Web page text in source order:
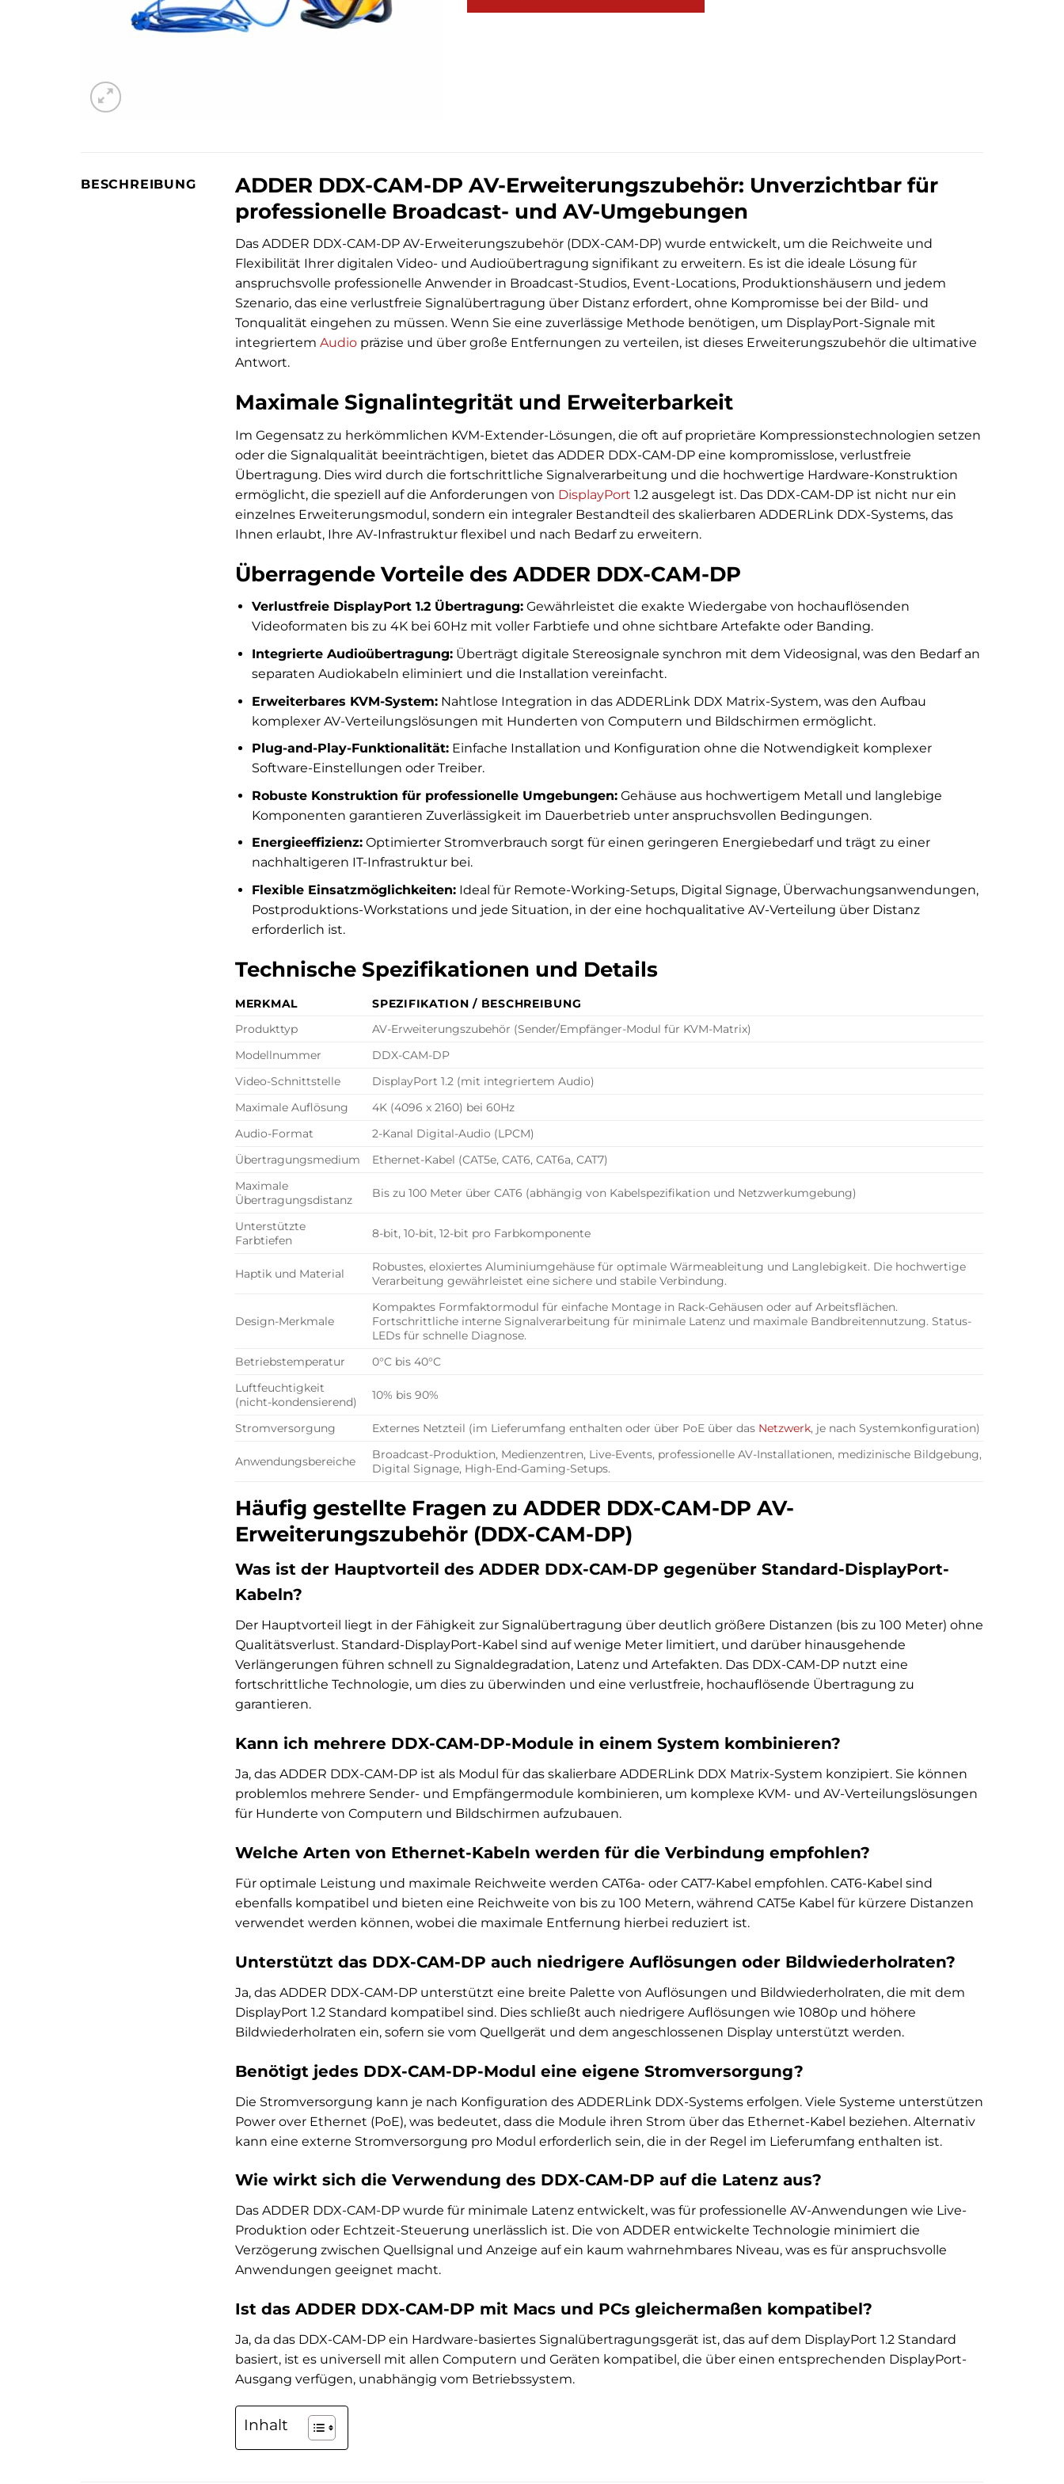
BESCHREIBUNG
ADDER DDX-CAM-DP AV-Erweiterungszubehör: Unverzichtbar für
professionelle Broadcast- und AV-Umgebungen
Das ADDER DDX-CAM-DP AV-Erweiterungszubehör (DDX-CAM-DP) wurde entwickelt, um die Reichweite und
Flexibilität Ihrer digitalen Video- und Audioübertragung signifikant zu erweitern. Es ist die ideale Lösung für
anspruchsvolle professionelle Anwender in Broadcast-Studios, Event-Locations, Produktionshäusern und jedem
Szenario, das eine verlustfreie Signalübertragung über Distanz erfordert, ohne Kompromisse bei der Bild- und
Tonqualität eingehen zu müssen. Wenn Sie eine zuverlässige Methode benötigen, um DisplayPort-Signale mit
integriertem Audio präzise und über große Entfernungen zu verteilen, ist dieses Erweiterungszubehör die ultimative
Antwort.
Maximale Signalintegrität und Erweiterbarkeit
Im Gegensatz zu herkömmlichen KVM-Extender-Lösungen, die oft auf proprietäre Kompressionstechnologien setzen
oder die Signalqualität beeinträchtigen, bietet das ADDER DDX-CAM-DP eine kompromisslose, verlustfreie
Übertragung. Dies wird durch die fortschrittliche Signalverarbeitung und die hochwertige Hardware-Konstruktion
ermöglicht, die speziell auf die Anforderungen von DisplayPort 1.2 ausgelegt ist. Das DDX-CAM-DP ist nicht nur ein
einzelnes Erweiterungsmodul, sondern ein integraler Bestandteil des skalierbaren ADDERLink DDX-Systems, das
Ihnen erlaubt, Ihre AV-Infrastruktur flexibel und nach Bedarf zu erweitern.
Überragende Vorteile des ADDER DDX-CAM-DP
Verlustfreie DisplayPort 1.2 Übertragung:Gewährleistet die exakte Wiedergabe von hochauflösenden
Videoformaten bis zu 4K bei 60Hz mit voller Farbtiefe und ohne sichtbare Artefakte oder Banding.
Integrierte Audioübertragung:Überträgt digitale Stereosignale synchron mit dem Videosignal, was den Bedarf an
separaten Audiokabeln eliminiert und die Installation vereinfacht.
Erweiterbares KVM-System:Nahtlose Integration in das ADDERLink DDX Matrix-System, was den Aufbau
komplexer AV-Verteilungslösungen mit Hunderten von Computern und Bildschirmen ermöglicht.
Plug-and-Play-Funktionalität:Einfache Installation und Konfiguration ohne die Notwendigkeit komplexer
Software-Einstellungen oder Treiber.
Robuste Konstruktion für professionelle Umgebungen:Gehäuse aus hochwertigem Metall und langlebige
Komponenten garantieren Zuverlässigkeit im Dauerbetrieb unter anspruchsvollen Bedingungen.
Energieeffizienz:Optimierter Stromverbrauch sorgt für einen geringeren Energiebedarf und trägt zu einer
nachhaltigeren IT-Infrastruktur bei.
Flexible Einsatzmöglichkeiten:Ideal für Remote-Working-Setups, Digital Signage, Überwachungsanwendungen,
Postproduktions-Workstations und jede Situation, in der eine hochqualitative AV-Verteilung über Distanz
erforderlich ist.
Technische Spezifikationen und Details
MERKMAL
SPEZIFIKATION / BESCHREIBUNG
Produkttyp
AV-Erweiterungszubehör (Sender/Empfänger-Modul für KVM-Matrix)
Modellnummer
DDX-CAM-DP
Video-Schnittstelle
DisplayPort 1.2 (mit integriertem Audio)
Maximale Auflösung
4K (4096 x 2160) bei 60Hz
Audio-Format
2-Kanal Digital-Audio (LPCM)
Übertragungsmedium
Ethernet-Kabel (CAT5e, CAT6, CAT6a, CAT7)
Maximale
Übertragungsdistanz
Bis zu 100 Meter über CAT6 (abhängig von Kabelspezifikation und Netzwerkumgebung)
Unterstützte
Farbtiefen
8-bit, 10-bit, 12-bit pro Farbkomponente
Haptik und Material
Robustes, eloxiertes Aluminiumgehäuse für optimale Wärmeableitung und Langlebigkeit. Die hochwertige
Verarbeitung gewährleistet eine sichere und stabile Verbindung.
Design-Merkmale
Kompaktes Formfaktormodul für einfache Montage in Rack-Gehäusen oder auf Arbeitsflächen.
Fortschrittliche interne Signalverarbeitung für minimale Latenz und maximale Bandbreitennutzung. Status-
LEDs für schnelle Diagnose.
Betriebstemperatur
0°C bis 40°C
Luftfeuchtigkeit
(nicht-kondensierend)
10% bis 90%
Stromversorgung Externes Netzteil (im Lieferumfang enthalten oder über PoE über das Netzwerk, je nach Systemkonfiguration)
Anwendungsbereiche
Broadcast-Produktion, Medienzentren, Live-Events, professionelle AV-Installationen, medizinische Bildgebung,
Digital Signage, High-End-Gaming-Setups.
Häufig gestellte Fragen zu ADDER DDX-CAM-DP AV-
Erweiterungszubehör (DDX-CAM-DP)
Was ist der Hauptvorteil des ADDER DDX-CAM-DP gegenüber Standard-DisplayPort-
Kabeln?
Der Hauptvorteil liegt in der Fähigkeit zur Signalübertragung über deutlich größere Distanzen (bis zu 100 Meter) ohne
Qualitätsverlust. Standard-DisplayPort-Kabel sind auf wenige Meter limitiert, und darüber hinausgehende
Verlängerungen führen schnell zu Signaldegradation, Latenz und Artefakten. Das DDX-CAM-DP nutzt eine
fortschrittliche Technologie, um dies zu überwinden und eine verlustfreie, hochauflösende Übertragung zu
garantieren.
Kann ich mehrere DDX-CAM-DP-Module in einem System kombinieren?
Ja, das ADDER DDX-CAM-DP ist als Modul für das skalierbare ADDERLink DDX Matrix-System konzipiert. Sie können
problemlos mehrere Sender- und Empfängermodule kombinieren, um komplexe KVM- und AV-Verteilungslösungen
für Hunderte von Computern und Bildschirmen aufzubauen.
Welche Arten von Ethernet-Kabeln werden für die Verbindung empfohlen?
Für optimale Leistung und maximale Reichweite werden CAT6a- oder CAT7-Kabel empfohlen. CAT6-Kabel sind
ebenfalls kompatibel und bieten eine Reichweite von bis zu 100 Metern, während CAT5e Kabel für kürzere Distanzen
verwendet werden können, wobei die maximale Entfernung hierbei reduziert ist.
Unterstützt das DDX-CAM-DP auch niedrigere Auflösungen oder Bildwiederholraten?
Ja, das ADDER DDX-CAM-DP unterstützt eine breite Palette von Auflösungen und Bildwiederholraten, die mit dem
DisplayPort 1.2 Standard kompatibel sind. Dies schließt auch niedrigere Auflösungen wie 1080p und höhere
Bildwiederholraten ein, sofern sie vom Quellgerät und dem angeschlossenen Display unterstützt werden.
Benötigt jedes DDX-CAM-DP-Modul eine eigene Stromversorgung?
Die Stromversorgung kann je nach Konfiguration des ADDERLink DDX-Systems erfolgen. Viele Systeme unterstützen
Power over Ethernet (PoE), was bedeutet, dass die Module ihren Strom über das Ethernet-Kabel beziehen. Alternativ
kann eine externe Stromversorgung pro Modul erforderlich sein, die in der Regel im Lieferumfang enthalten ist.
Wie wirkt sich die Verwendung des DDX-CAM-DP auf die Latenz aus?
Das ADDER DDX-CAM-DP wurde für minimale Latenz entwickelt, was für professionelle AV-Anwendungen wie Live-
Produktion oder Echtzeit-Steuerung unerlässlich ist. Die von ADDER entwickelte Technologie minimiert die
Verzögerung zwischen Quellsignal und Anzeige auf ein kaum wahrnehmbares Niveau, was es für anspruchsvolle
Anwendungen geeignet macht.
Ist das ADDER DDX-CAM-DP mit Macs und PCs gleichermaßen kompatibel?
Ja, da das DDX-CAM-DP ein Hardware-basiertes Signalübertragungsgerät ist, das auf dem DisplayPort 1.2 Standard
basiert, ist es universell mit allen Computern und Geräten kompatibel, die über einen entsprechenden DisplayPort-
Ausgang verfügen, unabhängig vom Betriebssystem.
Inhalt